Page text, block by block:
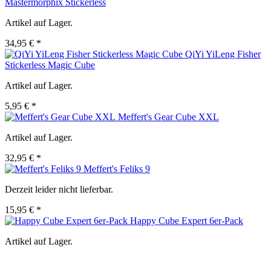
Mastermorphix Stickerless
Artikel auf Lager.
34,95 € *
QiYi YiLeng Fisher
Stickerless Magic Cube
Artikel auf Lager.
5,95 € *
Meffert's Gear Cube XXL
Artikel auf Lager.
32,95 € *
Meffert's Feliks 9
Derzeit leider nicht lieferbar.
15,95 € *
Happy Cube Expert 6er-Pack
Artikel auf Lager.